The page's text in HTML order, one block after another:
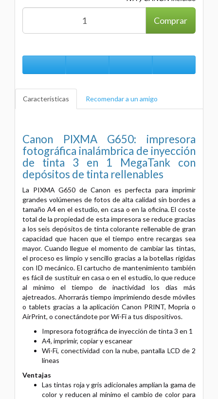
Comprar
Características Recomendar a un amigo
Canon PIXMA G650: impresora
fotográfica inalámbrica de inyección
de tinta 3 en 1 MegaTank con
depósitos de tinta rellenables
La PIXMA G650 de Canon es perfecta para imprimir
grandes volúmenes de fotos de alta calidad sin bordes a
tamaño A4 en el estudio, en casa o en la oficina. El coste
total de la propiedad de esta impresora se reduce gracias
a los seis depósitos de tinta colorante rellenable de gran
capacidad que hacen que el tiempo entre recargas sea
mayor. Cuando llegue el momento de cambiar las tintas,
el proceso es limpio y sencillo gracias a la botellas rígidas
con ID mecánico. El cartucho de mantenimiento también
es fácil de sustituir en casa o en el estudio, lo que reduce
al mínimo el tiempo de inactividad los días más
ajetreados. Ahorrarás tiempo imprimiendo desde móviles
o tablets gracias a la aplicación Canon PRINT, Mopria o
AirPrint, o conectándote por Wi-Fi a tus dispositivos.
Impresora fotográfica de inyección de tinta 3 en 1
A4, imprimir, copiar y escanear
Wi-Fi, conectividad con la nube, pantalla LCD de 2
líneas
Ventajas
Las tintas roja y gris adicionales amplían la gama de
color y reducen al mínimo el cambio de color para